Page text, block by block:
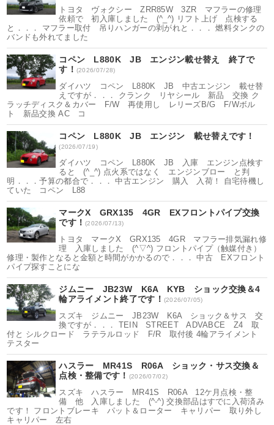
トヨタ ヴォクシー ZRR85W 3ZR マフラーの修理
依頼で 初入庫しました (^_^) リフト上げ 点検する
と．．． マフラー取付 吊りハンガーの剥がれと．．． 燃料タンクの
バンドも外れてました
コペン L880K JB エンジン載せ替え 終了で
す！ (2026/07/28)
ダイハツ コペン L880K JB 中古エンジン 載せ替
えですが．．． クランク リヤシール 新品 交換 ク
ラッチディスク＆カバー F/W 再使用し レリーズB/G F/Wボル
ト 新品交換 AC コ
コペン L880K JB エンジン 載せ替えです！
(2026/07/19)
ダイハツ コペン L880K JB 入庫 エンジン点検す
ると (^_^) 点火系ではなく エンジンブロー と判
明．．．予算の都合で．．． 中古エンジン 購入 入荷！ 自宅待機し
ていた コペン L88
マークX GRX135 4GR EXフロントパイプ交換
です！(2026/07/13)
トヨタ マークX GRX135 4GR マフラー排気漏れ修
理 入庫しました (^▽^) フロントパイプ（触媒付き）
修理・製作となると金額と時間がかかるので．．． 中古 EXフロント
パイプ探すことにな
ジムニー JB23W K6A KYB ショック交換＆4
輪アライメント終了です！ (2026/07/05)
スズキ ジムニー JB23W K6A ショック＆サス 交
換ですが．．． TEIN STREET ADVABCE Z4 取
付と シルクロード ラテラルロッド F/R 取付後 4輪アライメント
テスター
ハスラー MR41S R06A ショック・サス交換＆
点検・整備です！ (2026/07/02)
スズキ ハスラー MR41S R06A 12ケ月点検・整
備 他 入庫しました (^-^) 交換部品はすでに入荷済み
です！ フロントブレーキ パット＆ローター キャリパー 取り外し
キャリパー 左右